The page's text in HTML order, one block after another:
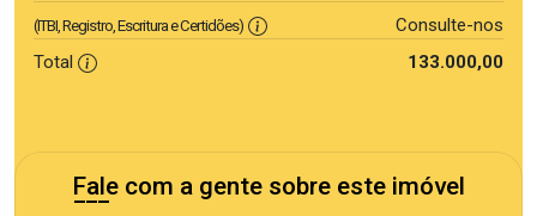
(ITBI, Registro, Escritura e Certidões)
Consulte-nos
Total
133.000,00
Fale com a gente sobre este imóvel